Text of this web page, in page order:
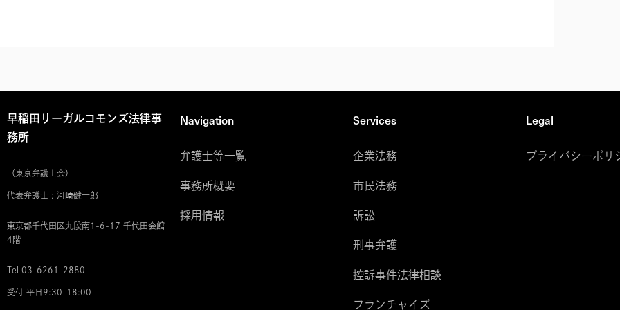
早稲田リーガルコモンズ法律事
務所
（東京弁護士会）
代表弁護士 : 河﨑健一郎
東京都千代田区九段南1-6-17 千代田会館
4階
Tel 03-6261-2880
受付 平日9:30-18:00
Navigation
弁護士等一覧
事務所概要
採用情報
Services
企業法務
市民法務
訴訟
刑事弁護
控訴事件法律相談
フランチャイズ
Legal
プライバシーポリ